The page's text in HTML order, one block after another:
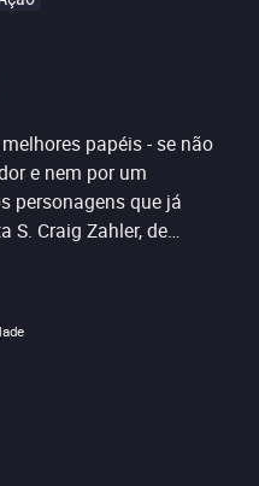
papéis - se não
e nem por um
personagens que já
S. Craig Zahler, de